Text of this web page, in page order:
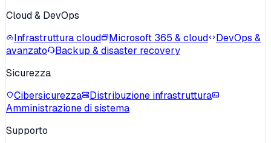
Cloud & DevOps
Infrastruttura cloud
Microsoft 365 & cloud
DevOps &
avanzato
Backup & disaster recovery
Sicurezza
Cibersicurezza
Distribuzione infrastruttura
Amministrazione di sistema
Supporto